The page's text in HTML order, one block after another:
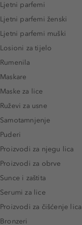
Ljetni parfemi
Ljetni parfemi ženski
Ljetni parfemi muški
Losioni za tijelo
Rumenila
Maskare
Maske za lice
Ruževi za usne
Samotamnjenje
Puderi
Proizvodi za njegu lica
Proizvodi za obrve
Sunce i zaštita
Serumi za lice
Proizvodi za čišćenje lica
Bronzeri